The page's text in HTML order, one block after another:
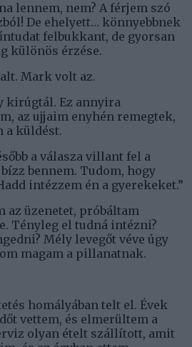
lennem, nem? A férjem szó
De ehelyett… könnyebbnek
felbukkant, de gyorsan
különös érzése.
Mark volt az.
kirúgtál. Ez annyira
az ujjaim enyhén remegtek,
a küldést.
a válasza villant fel a
bennem. Tudom, hogy
intézzem én a gyerekeket.”
az üzenetet, próbáltam
Tényleg el tudná intézni?
Mély levegőt véve úgy
magam a pillanatnak.
homályában telt el. Évek
vettem, és elmerültem a
olyan ételt szállított, amit